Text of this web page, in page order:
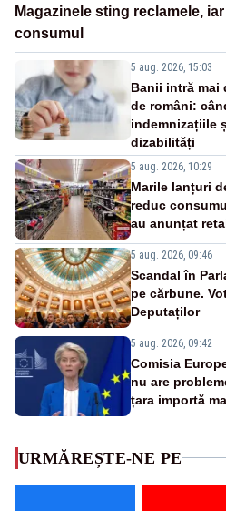
Magazinele sting reclamele,
consumul
5 aug. 2026, 15:03
Banii intră mai
de români:
indemnizațiile
dizabilități
5 aug. 2026, 10:29
Marile lanțuri
reduc
au anunțat
5 aug. 2026, 09:46
Scandal în
pe cărbune.
Deputaților
5 aug. 2026, 09:42
Comisia
nu are
țara importă
URMĂREȘTE-NE PE